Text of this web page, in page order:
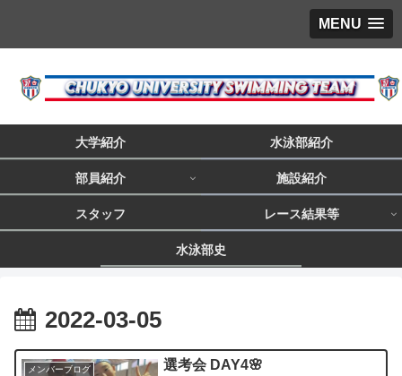
MENU
大学紹介 水泳部紹介
部員紹介 施設紹介
スタッフ レース結果等
水泳部史
2022-03-05
メンバーブログ 選考会 DAY4🌸